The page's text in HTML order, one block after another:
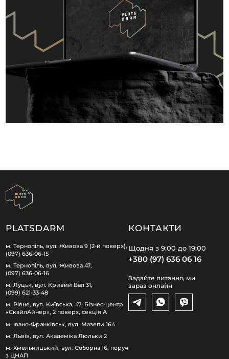
PLATSDARM
м. Тернопіль, вул. Живова 9 (2-й поверх),
(097) 636-06-15
м. Тернопіль, вул. Живова 47,
(097) 636-06-16
м. Луцьк, вул. Кривий Вал 31,
(099) 621-33-48
м. Рівне, вул. Київська, 47, Бізнес-центр
«СкайлАйнер», 2 поверх, секція А
м. Івано-Франківськ, вул. Мазепи 164
м. Львів, вул. Академіка Люльки 2
м. Хмельницький, вул. Соборна 16, поруч
з ЦНАП
КОНТАКТИ
Щодня з 9:00 до 19:00
+380 (97) 636 06 16
Задайте питання, ми
зараз онлайн